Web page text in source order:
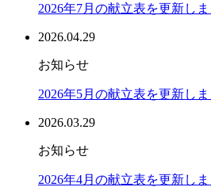
2026年7月の献立表を更新し
2026.04.29
お知らせ
2026年5月の献立表を更新し
2026.03.29
お知らせ
2026年4月の献立表を更新し